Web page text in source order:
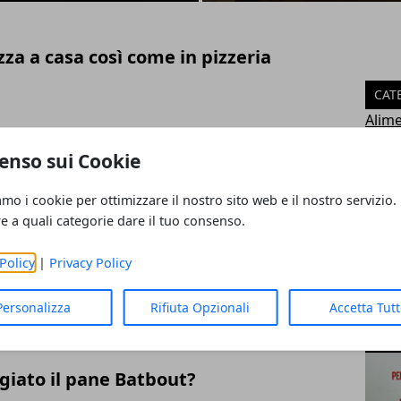
sui Cookie
i cookie per ottimizzare il nostro sito web e il nostro servizio.
a quali categorie dare il tuo consenso.
| Privacy Policy
Rifiuta Opzionali Accetta
a casa così come in pizzeria
facile tramite gli ingredienti sui
un trucco per una pizza perfetta
il pane Batbout?